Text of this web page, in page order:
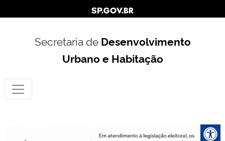
Secretaria de Desenvolvimento
Urbano e Habitação